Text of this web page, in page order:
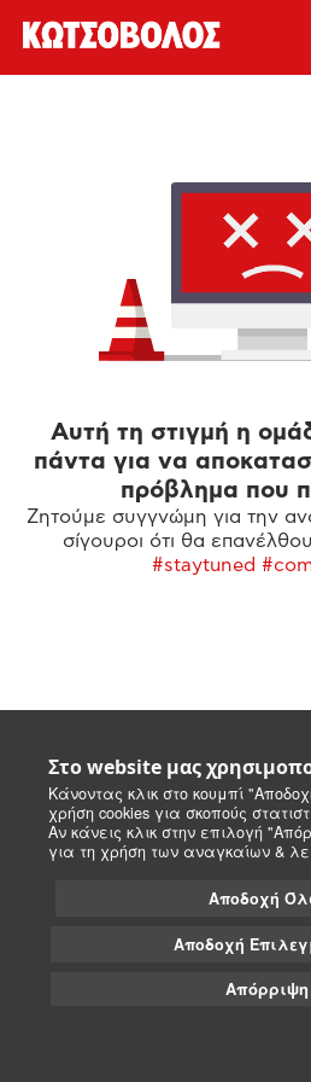
Στο website μας
Κάνοντας κλικ στο κουμπί
χρήση cookies για σκοπούς
Αν κάνεις κλικ στην επιλογή
για τη χρήση των αναγκαίων &
Αποδοχή
Αποδοχή
Απόρριψη
Αυτή τη στιγμή η
πάντα για να
πρόβλημα που
Ζητούμε συγγνώμη για την
σίγουροι ότι θα
#staytuned